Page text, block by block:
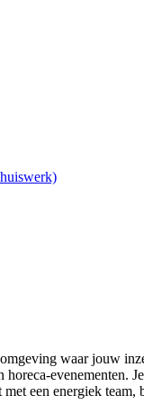
waar jouw
een energiek